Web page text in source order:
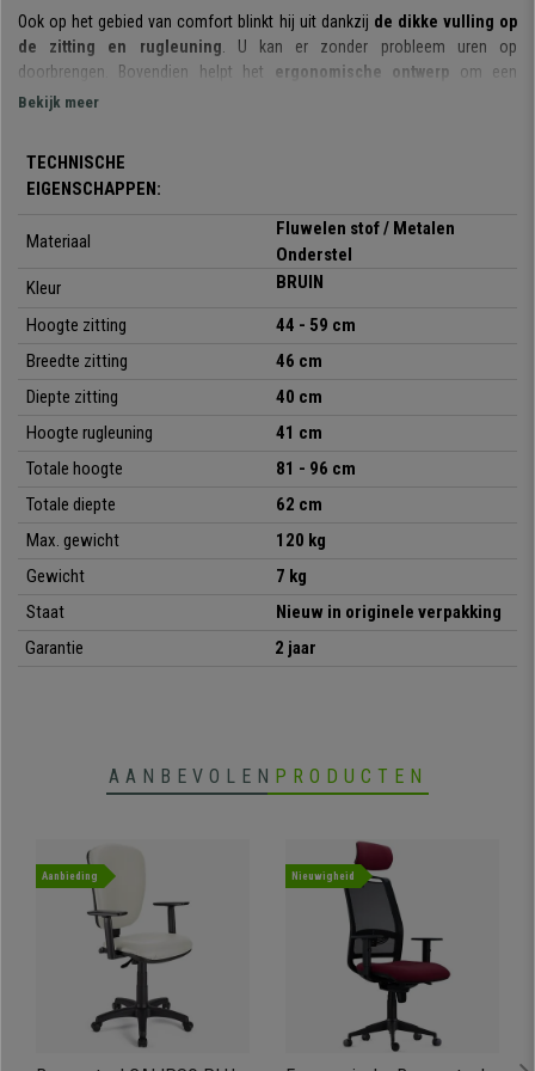
Ook op het gebied van comfort blinkt hij uit dankzij de dikke vulling op
de zitting en rugleuning. U kan er zonder probleem uren op
doorbrengen. Bovendien helpt het ergonomische ontwerp om een
correcte rughouding te behouden.
stiksels.Het model is verkrijgbaar in verschillende kleuren.
Enerzijds zijn
robuuste en resistente metalen ondersteldie stabiliteit
bekleding in hoogwaardige fluwelen stof.
draaibaar en met behulp van de hendel onderaan de zitting kan de hoogte
worden aangepast.
Kies nu uw kleur en wij doen de rest!
• Bekleed met zacht fluwelen stof
•Comfortabele en dikke vulling
Exclusief ontwerp
Bekijk meer
TECHNISCHE
EIGENSCHAPPEN:
Materiaal
Fluwelen stof / Metalen
Onderstel
Kleur
BRUIN
Hoogte zitting
44 - 59 cm
Breedte zitting
46 cm
Diepte zitting
40 cm
Hoogte rugleuning
41 cm
Totale hoogte
81 - 96 cm
Totale diepte
62 cm
Max. gewicht
120 kg
Gewicht
7 kg
Staat
Nieuw in originele verpakking
Garantie
2 jaar
AANBEVOLEN PRODUCTEN
Aanbieding Nieuwigheid